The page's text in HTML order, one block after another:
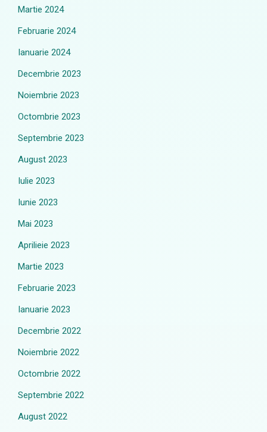
Martie 2024
Februarie 2024
Ianuarie 2024
Decembrie 2023
Noiembrie 2023
Octombrie 2023
Septembrie 2023
August 2023
Iulie 2023
Iunie 2023
Mai 2023
Aprilieie 2023
Martie 2023
Februarie 2023
Ianuarie 2023
Decembrie 2022
Noiembrie 2022
Octombrie 2022
Septembrie 2022
August 2022